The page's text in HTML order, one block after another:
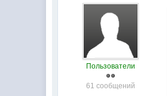
Пользователи
61 сообщений